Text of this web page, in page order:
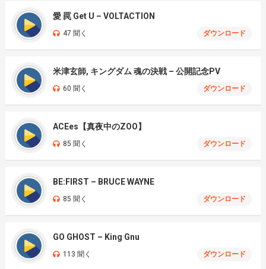
愛 罠 Get U – VOLTACTION
47 聞く ダウンロード
米津玄師, キングダム 魂の決戦 – 公開記念PV
60 聞く ダウンロード
ACEes【真夜中のZOO】
85 聞く ダウンロード
BE:FIRST – BRUCE WAYNE
85 聞く ダウンロード
GO GHOST – King Gnu
113 聞く ダウンロード